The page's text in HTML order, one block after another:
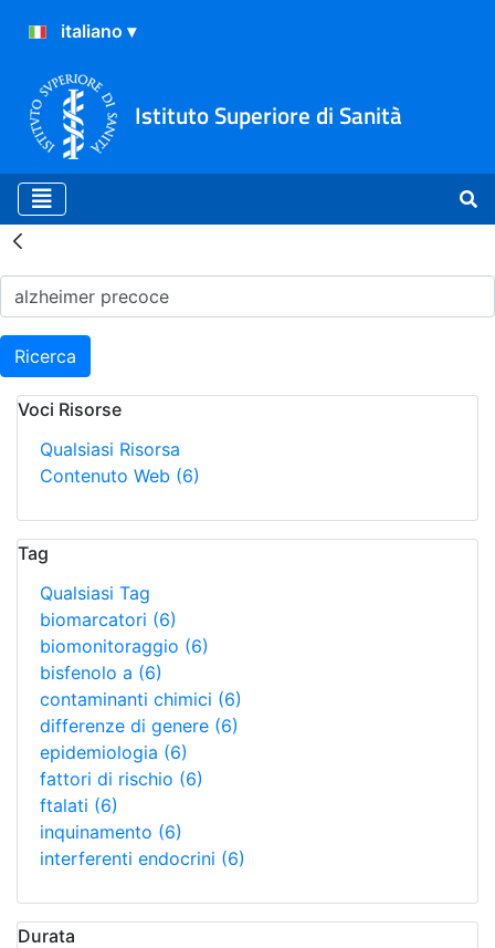
Istituto Superiore di Sanità
Risultati della Ricerca -
Ricerca
Voci Risorse
Qualsiasi Risorsa
Contenuto Web (6)
Tag
Qualsiasi Tag
biomarcatori (6)
biomonitoraggio (6)
bisfenolo a (6)
contaminanti chimici (6)
differenze di genere (6)
epidemiologia (6)
fattori di rischio (6)
ftalati (6)
inquinamento (6)
interferenti endocrini (6)
Durata